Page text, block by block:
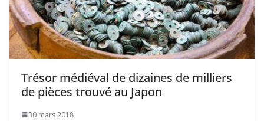
Trésor médiéval de dizaines de milliers
de pièces trouvé au Japon
30 mars 2018